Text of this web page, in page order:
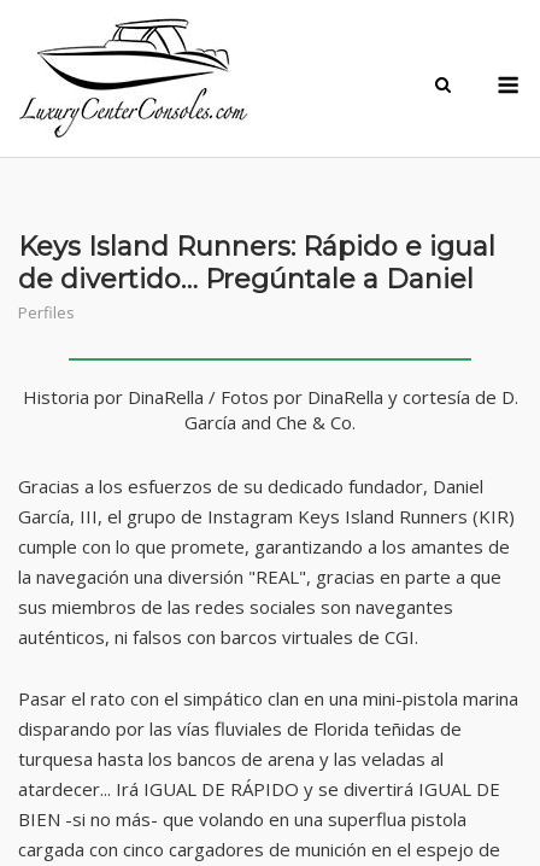
content
Keys Island Runners: Rápido e igual
de divertido… Pregúntale a Daniel
Perfiles
Historia por DinaRella / Fotos por DinaRella y cortesía de D.
García and Che & Co.
Gracias a los esfuerzos de su dedicado fundador, Daniel
García, III, el grupo de Instagram Keys Island Runners (KIR)
cumple con lo que promete, garantizando a los amantes de
la navegación una diversión "REAL", gracias en parte a que
sus miembros de las redes sociales son navegantes
auténticos, ni falsos con barcos virtuales de CGI.
Pasar el rato con el simpático clan en una mini-pistola marina
disparando por las vías fluviales de Florida teñidas de
turquesa hasta los bancos de arena y las veladas al
atardecer... Irá IGUAL DE RÁPIDO y se divertirá IGUAL DE
BIEN -si no más- que volando en una superflua pistola
cargada con cinco cargadores de munición en el espejo de